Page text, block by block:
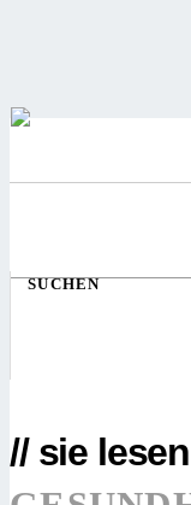
SUCHEN
// sie